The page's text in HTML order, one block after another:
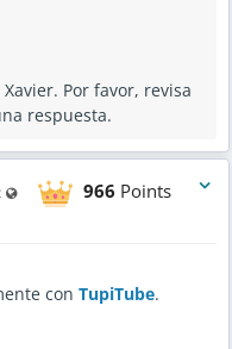
Xavier. Por favor, revisa
respuesta.
Visible also to unregistered users
966 Points
con TupiTube.